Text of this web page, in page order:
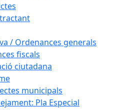
/ Ordenances generals
fiscals
ciutadana
municipals
Pla Especial